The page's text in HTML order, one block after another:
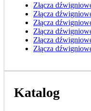
Złącza
Złącza
Złącza
Złącza
Złącza
Złącza
Katalog